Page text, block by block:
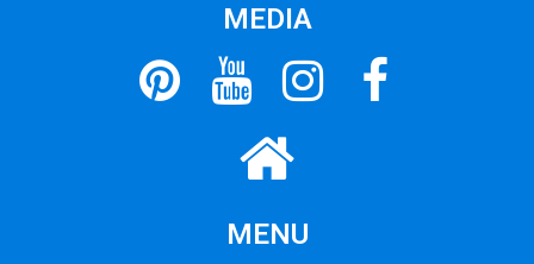
MEDIA
MENU